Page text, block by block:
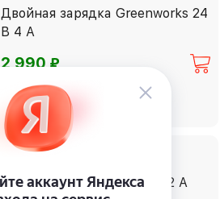
Двойная зарядка Greenworks 24
В 4 А
2 990⃏
Зарядка Greenworks 24 В 2 А